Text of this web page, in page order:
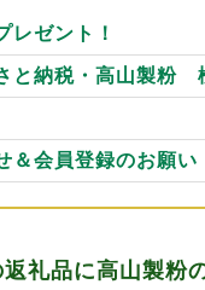
レゼント！
と納税・高山製粉
＆会員登録のお願い
礼品に高山製粉